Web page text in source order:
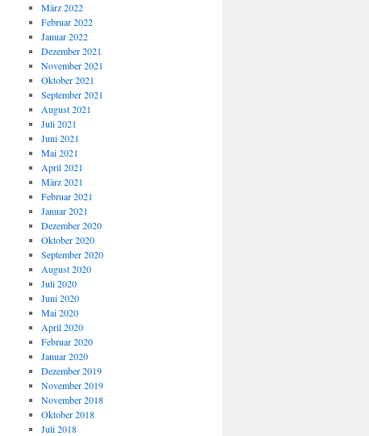
März 2022
Februar 2022
Januar 2022
Dezember 2021
November 2021
Oktober 2021
September 2021
August 2021
Juli 2021
Juni 2021
Mai 2021
April 2021
März 2021
Februar 2021
Januar 2021
Dezember 2020
Oktober 2020
September 2020
August 2020
Juli 2020
Juni 2020
Mai 2020
April 2020
Februar 2020
Januar 2020
Dezember 2019
November 2019
November 2018
Oktober 2018
Juli 2018